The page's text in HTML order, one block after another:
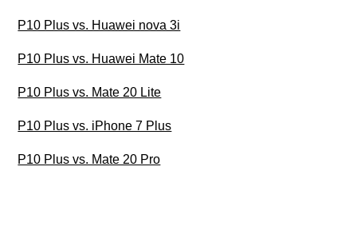
P10 Plus vs. Huawei nova 3i
P10 Plus vs. Huawei Mate 10
P10 Plus vs. Mate 20 Lite
P10 Plus vs. iPhone 7 Plus
P10 Plus vs. Mate 20 Pro